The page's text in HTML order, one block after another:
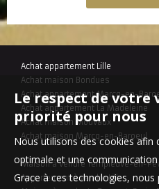
Achat appartement Lille
Achat maison Bondues
Achat appartement Marcq-en-
Achat appartement La Madeleine
Achat maison Mouvaux
Achat maison Marcq-en-Baroeul
Maison à vendre Templeuve-en-
Appartement à vendre Lille
Le respect de votre
priorité pour nous
Nous utilisons des cookies afin
optimale et une
Grace à ces technologies,